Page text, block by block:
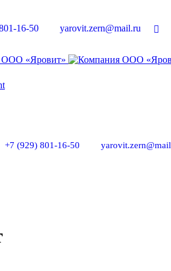
16-50 yarovit.zern@mail.ru
+7 (929) 801-16-50